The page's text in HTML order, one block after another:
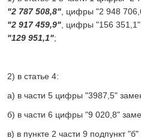
"2 787 508,8" , цифры "2 948
"2 917 459,9" , цифры "156
"129 951,1";
2) в статье 4:
а) в части 5 цифры "3987,5"
б) в части 6 цифры "9 020,8"
в) в пункте 2 части 9 подпункт